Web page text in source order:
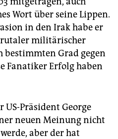
Wort über seine Lippen.
in den Irak habe er
militärischer
bestimmten Grad gegen
Fanatiker Erfolg haben
US-Präsident George
neuen Meinung nicht
aber der hat